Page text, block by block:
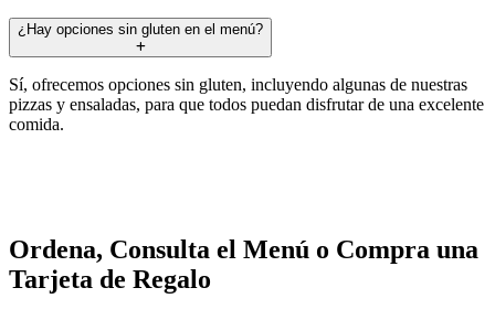
¿Hay opciones sin gluten en el menú?
Sí, ofrecemos opciones sin gluten, incluyendo algunas de nuestras
pizzas y ensaladas, para que todos puedan disfrutar de una excelente
comida.
Ordena, Consulta el Menú o Compra una
Tarjeta de Regalo